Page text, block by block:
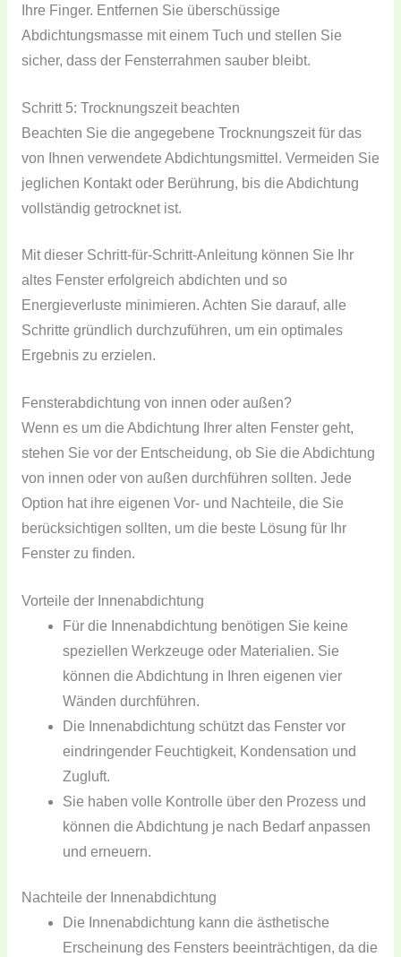
Ihre Finger. Entfernen Sie überschüssige
Abdichtungsmasse mit einem Tuch und stellen Sie
sicher, dass der Fensterrahmen sauber bleibt.
Schritt 5: Trocknungszeit beachten
Beachten Sie die angegebene Trocknungszeit für das
von Ihnen verwendete Abdichtungsmittel. Vermeiden Sie
jeglichen Kontakt oder Berührung, bis die Abdichtung
vollständig getrocknet ist.
Mit dieser Schritt-für-Schritt-Anleitung können Sie Ihr
altes Fenster erfolgreich abdichten und so
Energieverluste minimieren. Achten Sie darauf, alle
Schritte gründlich durchzuführen, um ein optimales
Ergebnis zu erzielen.
Fensterabdichtung von innen oder außen?
Wenn es um die Abdichtung Ihrer alten Fenster geht,
stehen Sie vor der Entscheidung, ob Sie die Abdichtung
von innen oder von außen durchführen sollten. Jede
Option hat ihre eigenen Vor- und Nachteile, die Sie
berücksichtigen sollten, um die beste Lösung für Ihr
Fenster zu finden.
Vorteile der Innenabdichtung
Für die Innenabdichtung benötigen Sie keine
speziellen Werkzeuge oder Materialien. Sie
können die Abdichtung in Ihren eigenen vier
Wänden durchführen.
Die Innenabdichtung schützt das Fenster vor
eindringender Feuchtigkeit, Kondensation und
Zugluft.
Sie haben volle Kontrolle über den Prozess und
können die Abdichtung je nach Bedarf anpassen
und erneuern.
Nachteile der Innenabdichtung
Die Innenabdichtung kann die ästhetische
Erscheinung des Fensters beeinträchtigen, da die